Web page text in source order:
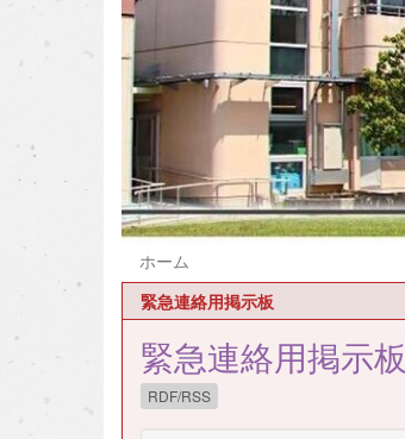
ホーム
緊急連絡用掲示板
緊急連絡用掲示板
RDF/RSS